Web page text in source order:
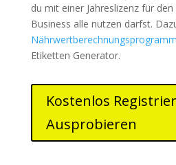
du mit einer Jahreslizenz für
Business alle nutzen darfst.
Nährwertberechnungsprogramm
Etiketten Generator.
Kostenlos
Ausprobieren